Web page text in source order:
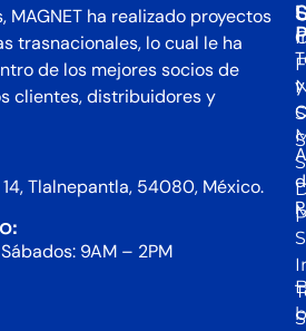
MAGNET ha realizado proyectos
trasnacionales, lo cual le ha
de los mejores socios de
clientes, distribuidores y
Tlalnepantla, 54080, México.
9AM – 2PM
y